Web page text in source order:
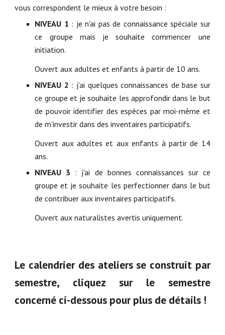
vous correspondent le mieux à votre besoin :
NIVEAU 1 : je n'ai pas de connaissance spéciale sur
ce groupe mais je souhaite commencer une
initiation.
Ouvert aux adultes et enfants à partir de 10 ans.
NIVEAU 2 : j'ai quelques connaissances de base sur
ce groupe et je souhaite les approfondir dans le but
de pouvoir identifier des espèces par moi-même et
de m'investir dans des inventaires participatifs.
Ouvert aux adultes et aux enfants à partir de 14
ans.
NIVEAU 3 : j'ai de bonnes connaissances sur ce
groupe et je souhaite les perfectionner dans le but
de contribuer aux inventaires participatifs.
Ouvert aux naturalistes avertis uniquement.
Le calendrier des ateliers se construit par
semestre, cliquez sur le semestre
concerné ci-dessous pour plus de détails !